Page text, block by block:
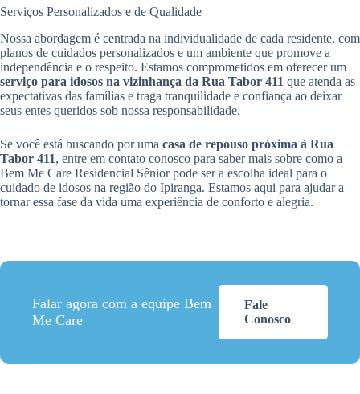
Serviços Personalizados e de Qualidade
Nossa abordagem é centrada na individualidade de cada residente, com
planos de cuidados personalizados e um ambiente que promove a
independência e o respeito. Estamos comprometidos em oferecer um
serviço para idosos na vizinhança da Rua Tabor 411 que atenda as
expectativas das famílias e traga tranquilidade e confiança ao deixar
seus entes queridos sob nossa responsabilidade.
Se você está buscando por uma casa de repouso próxima à Rua
Tabor 411, entre em contato conosco para saber mais sobre como a
Bem Me Care Residencial Sênior pode ser a escolha ideal para o
cuidado de idosos na região do Ipiranga. Estamos aqui para ajudar a
tornar essa fase da vida uma experiência de conforto e alegria.
Falar agora com a equipe Bem
Me Care
Fale
Conosco